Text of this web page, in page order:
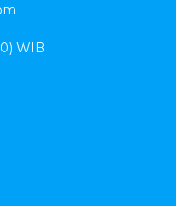
WIB